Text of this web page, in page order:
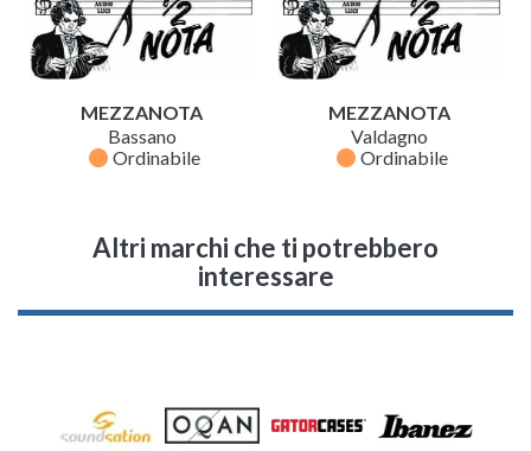
MEZZANOTA
Bassano
fiber_manual_record Ordinabile
MEZZANOTA
Valdagno
fiber_manual_record Ordinabile
Altri marchi che ti potrebbero
interessare